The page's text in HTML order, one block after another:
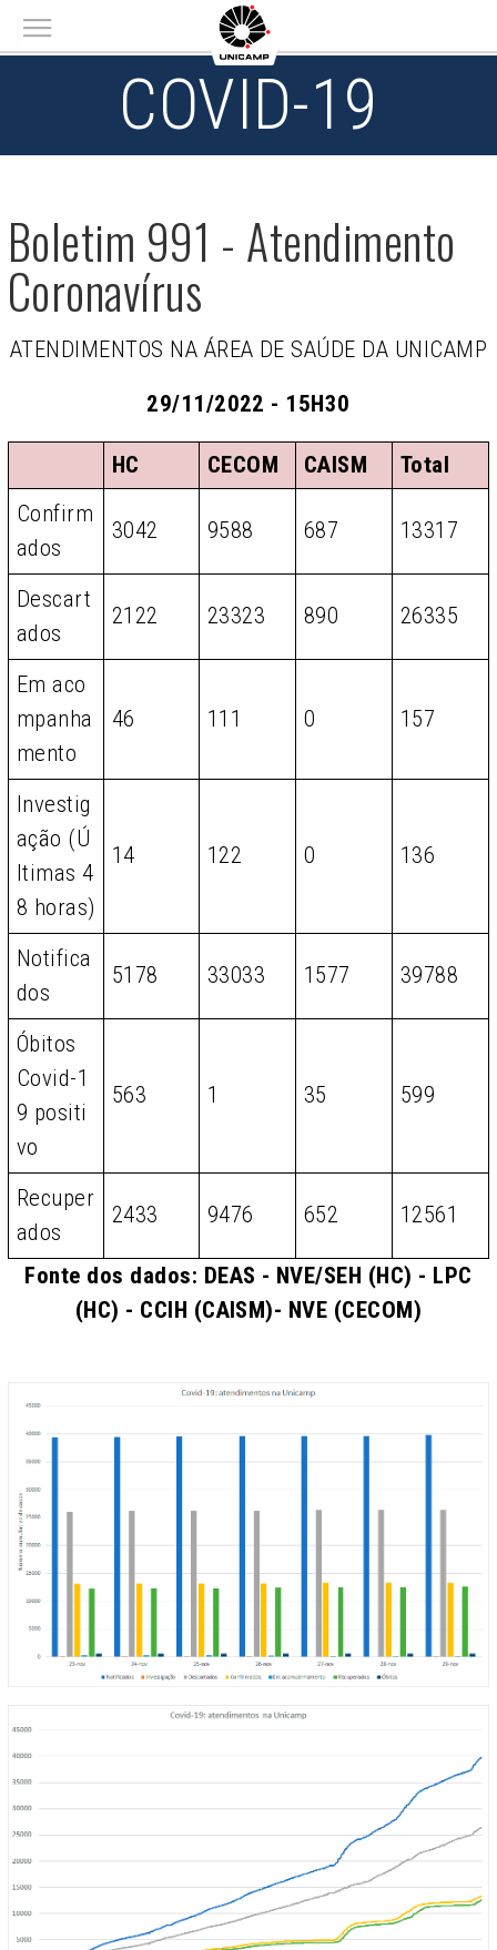
Main menu
COVID-19
Boletim 991 - Atendimento
Coronavírus
ATENDIMENTOS NA ÁREA DE SAÚDE DA UNICAMP
29/11/2022 - 15H30
HC CECOM CAISM
Total
Confirm
ados
3042 9588 687 13317
Descart
ados
2122 23323 890 26335
Em aco
mpanha
mento
46 111 0 157
Investig
ação (Ú
ltimas 4
8 horas)
14 122 0 136
Notifica
dos
5178 33033 1577 39788
Óbitos
Covid-1
9 positi
vo
563 1 35 599
Recuper
ados
2433 9476 652 12561
Fonte dos dados: DEAS - NVE/SEH (HC) - LPC
(HC) - CCIH (CAISM)- NVE (CECOM)